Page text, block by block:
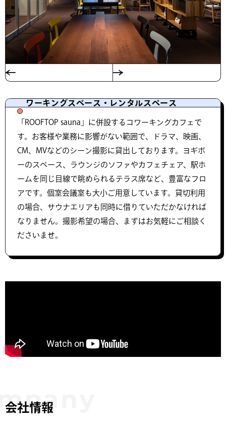
ワーキングスペース・レンタルスペース
「ROOFTOP sauna」に併設するコワーキングカフェで
す。お客様や業務に影響がない範囲で、ドラマ、映画、
CM、MVなどのシーン撮影に貸出しております。ヨギボ
ーのスペース、ラウンジのソファやカフェチェア、駅ホ
ームを同じ目線で眺められるテラス席など、豊富なフロ
アです。個室会議室も大小ご用意しています。貸切利用
の場合、サウナエリアも同時に借りていただかなければ
なりません。撮影希望の場合、まずはお気軽にご相談く
ださいませ。
会社情報